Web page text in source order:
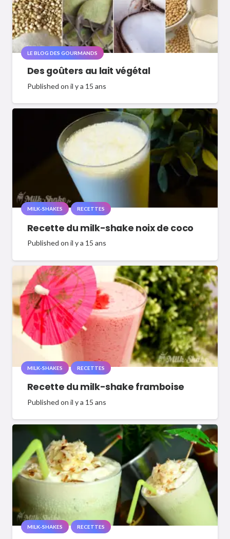
LE BLOG DES GOURMANDS
Des goûters au lait végétal
Published on il y a 15 ans
MILK-SHAKES RECETTES
Recette du milk-shake noix de coco
Published on il y a 15 ans
MILK-SHAKES RECETTES
Recette du milk-shake framboise
Published on il y a 15 ans
MILK-SHAKES RECETTES